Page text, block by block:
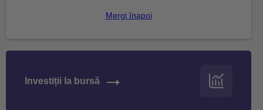
Mergi înapoi
Investiții la bursă